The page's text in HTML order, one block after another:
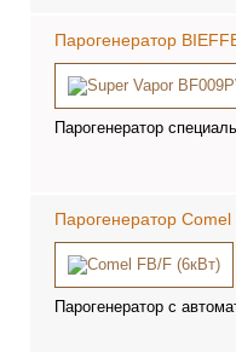
Парогенератор
Парогенератор
Парогенератор
Парогенератор с